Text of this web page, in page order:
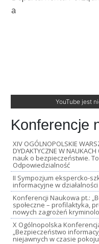
a
YouTube jest
Konferencje
XIV OGÓLNOPOLSKIE
DYDAKTYCZNE W
nauk o bezpieczeństwie.
Odpowiedzialność
II Sympozjum ekspercko-
informacyjne w
Konferencji Naukowa pt.:
społeczne – profilaktyka,
nowych zagrożeń
X Ogólnopolska
„Bezpieczeństwo
niejawnych w czasie